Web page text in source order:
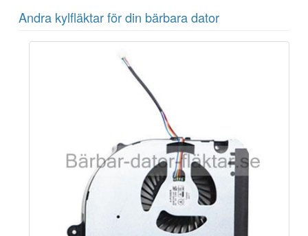
Andra kylfläktar för din bärbara dator